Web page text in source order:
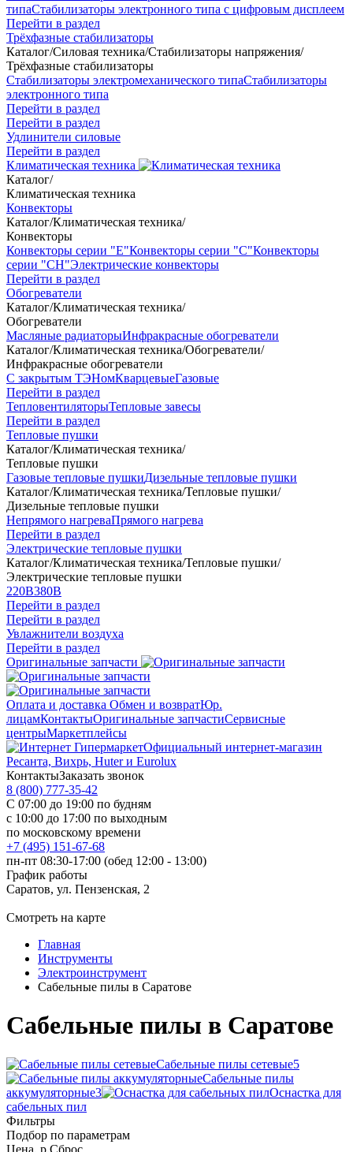
типаСтабилизаторы электронного типа с цифровым дисплеем
Перейти в раздел
Трёхфазные стабилизаторы
Каталог/Силовая техника/Стабилизаторы напряжения/
Трёхфазные стабилизаторы
Стабилизаторы электромеханического типаСтабилизаторы
электронного типа
Перейти в раздел
Перейти в раздел
Удлинители силовые
Перейти в раздел
Климатическая техника
Каталог/
Климатическая техника
Конвекторы
Каталог/Климатическая техника/
Конвекторы
Конвекторы серии "Е"Конвекторы серии "С"Конвекторы
серии "СН"Электрические конвекторы
Перейти в раздел
Обогреватели
Каталог/Климатическая техника/
Обогреватели
Масляные радиаторыИнфракрасные обогреватели
Каталог/Климатическая техника/Обогреватели/
Инфракрасные обогреватели
С закрытым ТЭНомКварцевыеГазовые
Перейти в раздел
ТепловентиляторыТепловые завесы
Перейти в раздел
Тепловые пушки
Каталог/Климатическая техника/
Тепловые пушки
Газовые тепловые пушкиДизельные тепловые пушки
Каталог/Климатическая техника/Тепловые пушки/
Дизельные тепловые пушки
Непрямого нагреваПрямого нагрева
Перейти в раздел
Электрические тепловые пушки
Каталог/Климатическая техника/Тепловые пушки/
Электрические тепловые пушки
220В380В
Перейти в раздел
Перейти в раздел
Увлажнители воздуха
Перейти в раздел
Оригинальные запчасти
Оплата и доставка Обмен и возвратЮр.
лицамКонтактыОригинальные запчастиСервисные
центрыМаркетплейсы
Официальный интернет-магазин
Ресанта, Вихрь, Huter и Eurolux
КонтактыЗаказать звонок
8 (800) 777-35-42
С 07:00 до 19:00 по будням
с 10:00 до 17:00 по выходным
по московскому времени
+7 (495) 151-67-68
пн-пт 08:30-17:00 (обед 12:00 - 13:00)
График работы
Саратов, ул. Пензенская, 2
Смотреть на карте
Главная
Инструменты
Электроинструмент
Сабельные пилы в Саратове
Сабельные пилы в Саратове
Сабельные пилы сетевые5
Сабельные пилы
аккумуляторные3
Оснастка для
сабельных пил
Фильтры
Подбор по параметрам
Цена, р.Сброс